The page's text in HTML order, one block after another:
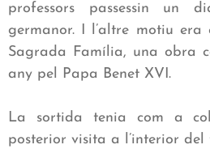
professors passessin un
germanor. I l’altre motiu
Sagrada Família, una obra
any pel Papa Benet XVI.
La sortida tenia com a
posterior visita a l’interior del